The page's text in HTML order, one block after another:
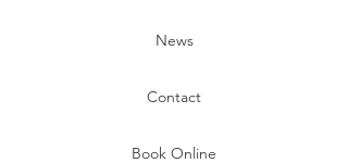
News
Contact
Book Online